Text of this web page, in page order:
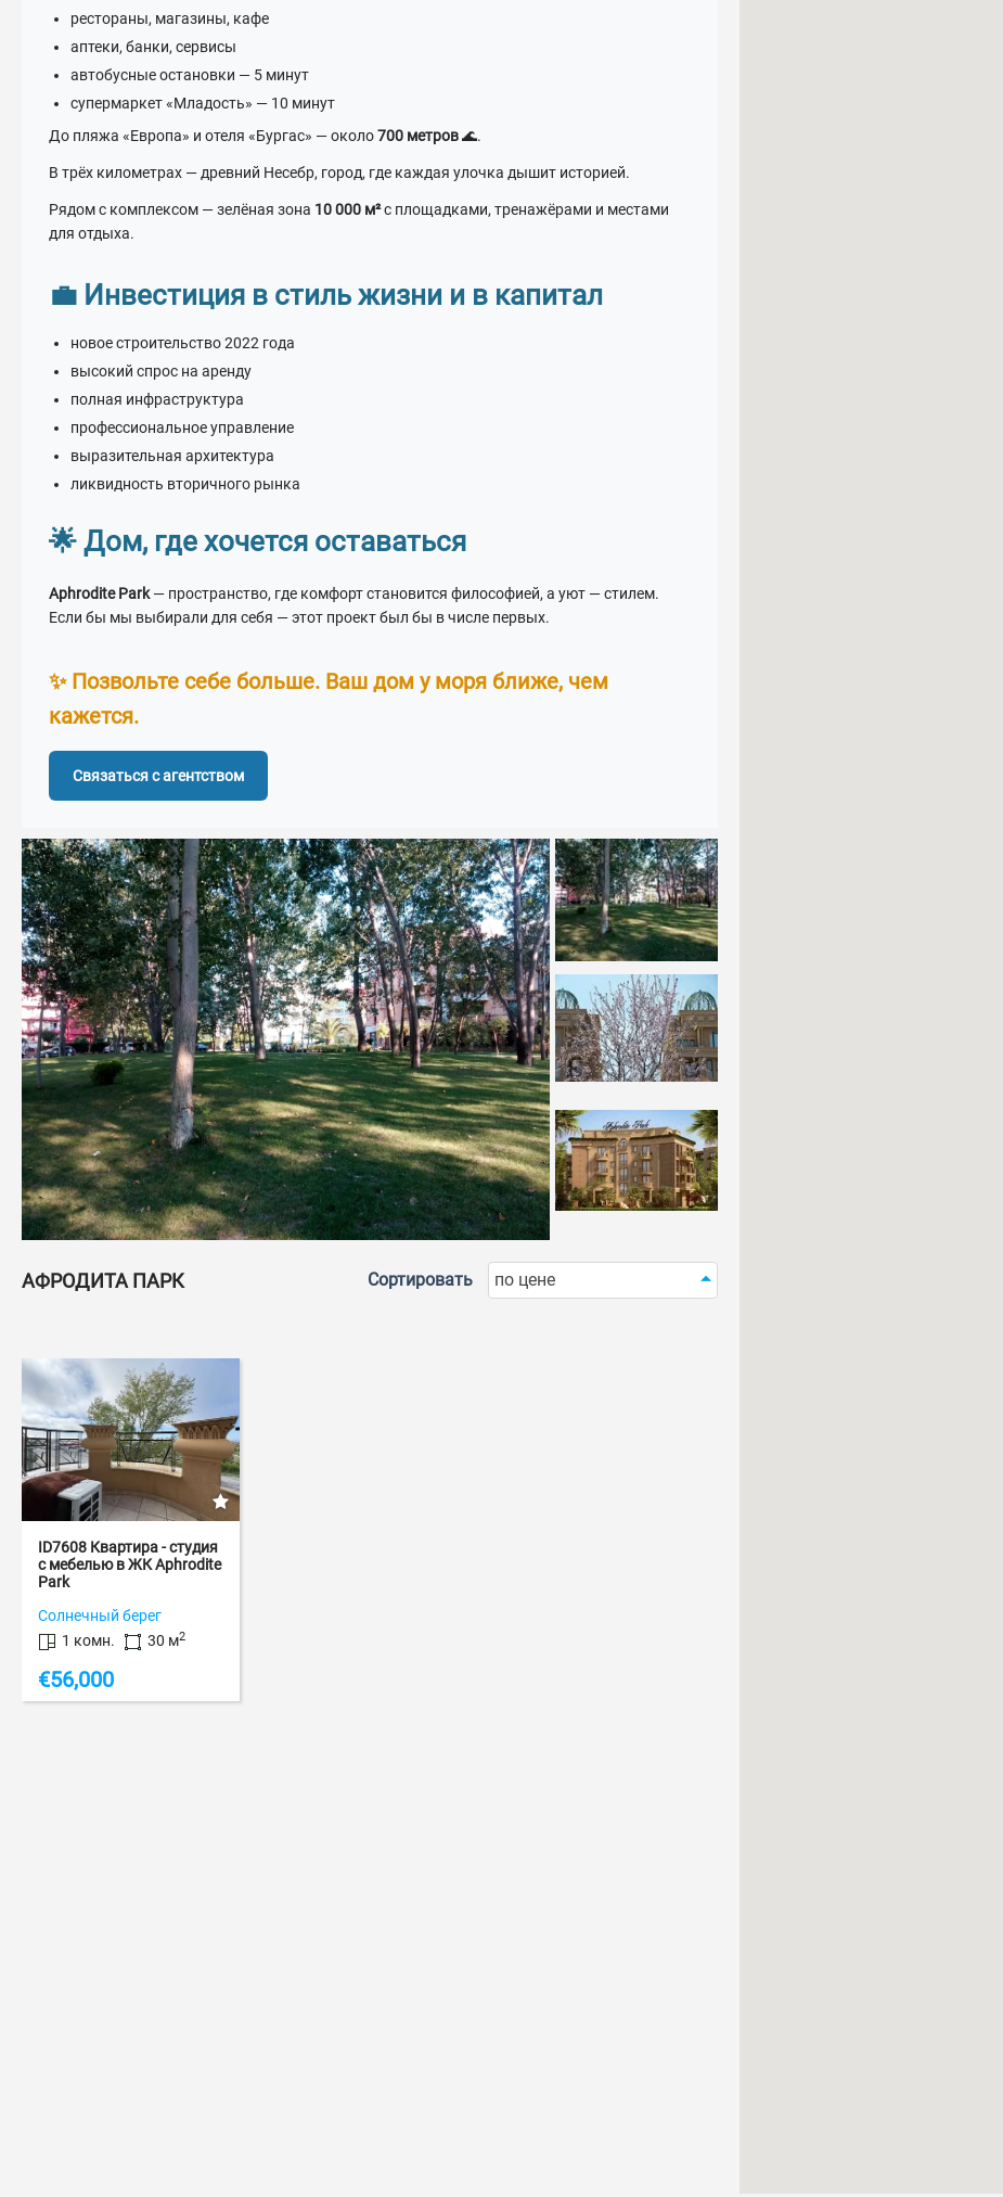
рестораны, магазины, кафе
аптеки, банки, сервисы
автобусные остановки — 5 минут
супермаркет «Младость» — 10 минут
До пляжа «Европа» и отеля «Бургас» — около700 метров🌊.
В трёх километрах — древний Несебр, город, где каждая улочка дышит историей.
Рядом с комплексом — зелёная зона 10 000 м²с площадками, тренажёрами и местами
для отдыха.
💼 Инвестиция в стиль жизни и в капитал
новое строительство 2022 года
высокий спрос на аренду
полная инфраструктура
профессиональное управление
выразительная архитектура
ликвидность вторичного рынка
🌟 Дом, где хочется оставаться
Aphrodite Park— пространство, где комфорт становится философией, а уют — стилем.
Если бы мы выбирали для себя — этот проект был бы в числе первых.
✨ Позвольте себе больше. Ваш дом у моря ближе, чем
кажется.
Связаться с агентством
АФРОДИТА ПАРК Сортировать по цене
ID7608 Квартира - студия
с мебелью в ЖК Aphrodite
Park
Солнечный берег
1 комн.
30 м2
€56,000